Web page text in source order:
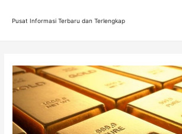
Pusat Informasi Terbaru dan Terlengkap